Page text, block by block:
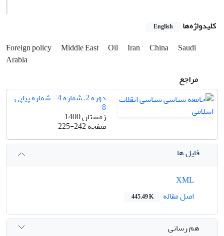
کلیدواژه‌ها English
Foreign policy Middle East Oil Iran China
Saudi
Arabia
مراجع
دوره 2، شماره 4 - شماره پیاپی
8
زمستان 1400
صفحه225-242
فایل ها
اصل مقاله
445.49 K
هم رسانی